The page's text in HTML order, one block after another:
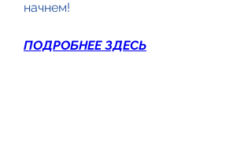
начнем!
ПОДРОБНЕЕ ЗДЕСЬ